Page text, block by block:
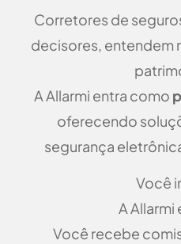
Corretores de
decisores, entendem
A Allarmi entra como
oferecendo
segurança
Você
A Allarmi
Você recebe